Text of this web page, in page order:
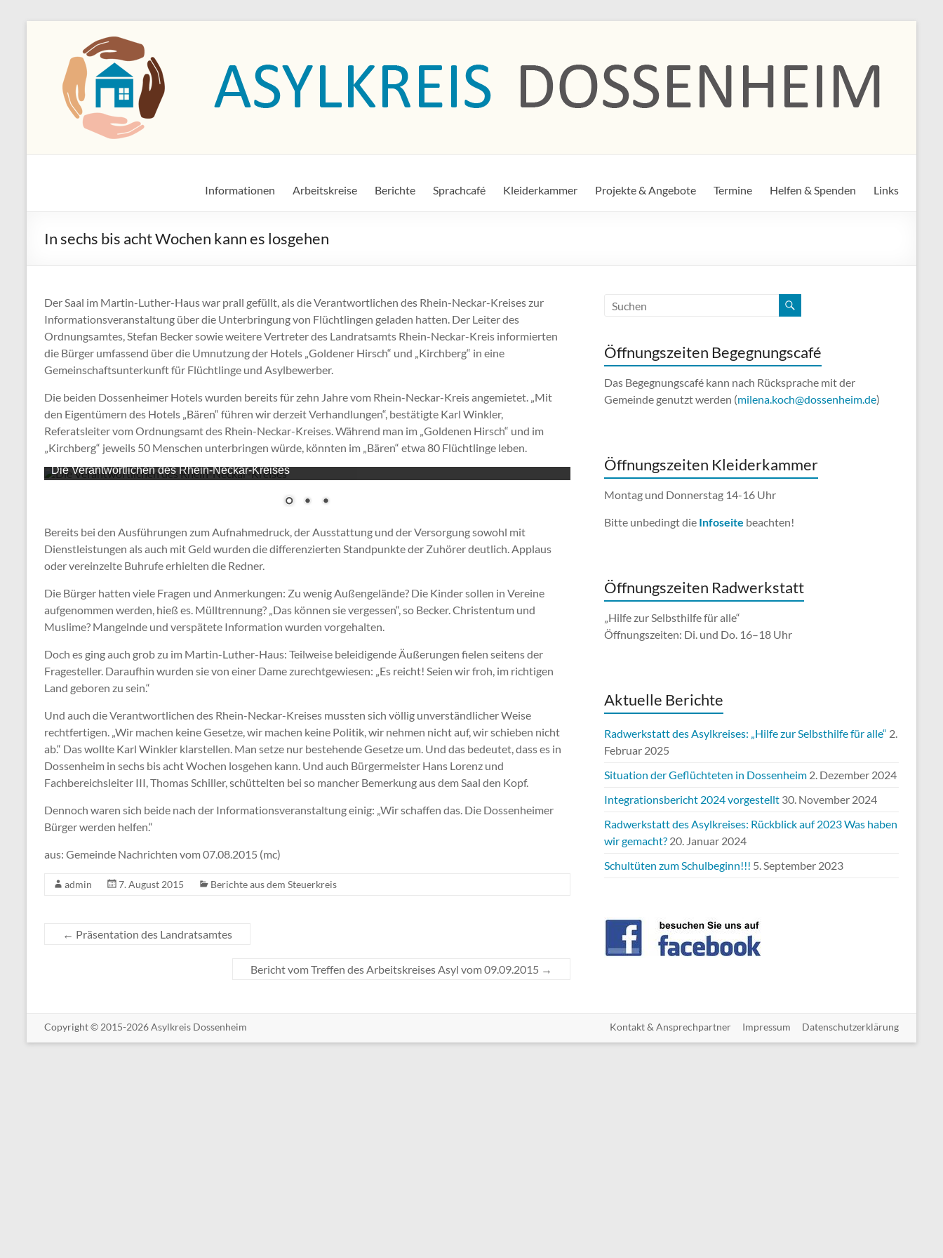
Asylkreis Dossenheim
Informationen Arbeitskreise Berichte Sprachcafé Kleiderkammer Projekte & Angebote Termine Helfen & Spenden Links
In sechs bis acht Wochen kann es losgehen
Der Saal im Martin-Luther-Haus war prall gefüllt, als die Verantwortlichen des Rhein-Neckar-Kreises zur
Informationsveranstaltung über die Unterbringung von Flüchtlingen geladen hatten. Der Leiter des
Ordnungsamtes, Stefan Becker sowie weitere Vertreter des Landratsamts Rhein-Neckar-Kreis informierten
die Bürger umfassend über die Umnutzung der Hotels „Goldener Hirsch“ und „Kirchberg“ in eine
Gemeinschaftsunterkunft für Flüchtlinge und Asylbewerber.
Die beiden Dossenheimer Hotels wurden bereits für zehn Jahre vom Rhein-Neckar-Kreis angemietet. „Mit
den Eigentümern des Hotels „Bären“ führen wir derzeit Verhandlungen“, bestätigte Karl Winkler,
Referatsleiter vom Ordnungsamt des Rhein-Neckar-Kreises. Während man im „Goldenen Hirsch“ und im
„Kirchberg“ jeweils 50 Menschen unterbringen würde, könnten im „Bären“ etwa 80 Flüchtlinge leben.
Die Verantwortlichen des Rhein-Neckar-Kreises
Bereits bei den Ausführungen zum Aufnahmedruck, der Ausstattung und der Versorgung sowohl mit
Dienstleistungen als auch mit Geld wurden die differenzierten Standpunkte der Zuhörer deutlich. Applaus
oder vereinzelte Buhrufe erhielten die Redner.
Die Bürger hatten viele Fragen und Anmerkungen: Zu wenig Außengelände? Die Kinder sollen in Vereine
aufgenommen werden, hieß es. Mülltrennung? „Das können sie vergessen“, so Becker. Christentum und
Muslime? Mangelnde und verspätete Information wurden vorgehalten.
Doch es ging auch grob zu im Martin-Luther-Haus: Teilweise beleidigende Äußerungen fielen seitens der
Fragesteller. Daraufhin wurden sie von einer Dame zurechtgewiesen: „Es reicht! Seien wir froh, im richtigen
Land geboren zu sein.“
Und auch die Verantwortlichen des Rhein-Neckar-Kreises mussten sich völlig unverständlicher Weise
rechtfertigen. „Wir machen keine Gesetze, wir machen keine Politik, wir nehmen nicht auf, wir schieben nicht
ab.“ Das wollte Karl Winkler klarstellen. Man setze nur bestehende Gesetze um. Und das bedeutet, dass es in
Dossenheim in sechs bis acht Wochen losgehen kann. Und auch Bürgermeister Hans Lorenz und
Fachbereichsleiter III, Thomas Schiller, schüttelten bei so mancher Bemerkung aus dem Saal den Kopf.
Dennoch waren sich beide nach der Informationsveranstaltung einig: „Wir schaffen das. Die Dossenheimer
Bürger werden helfen.“
aus: Gemeinde Nachrichten vom 07.08.2015 (mc)
admin 7. August 2015 Berichte aus dem Steuerkreis
← Präsentation des Landratsamtes
Bericht vom Treffen des Arbeitskreises Asyl vom 09.09.2015 →
Öffnungszeiten Begegnungscafé
Das Begegnungscafé kann nach Rücksprache mit der
Gemeinde genutzt werden (milena.koch@dossenheim.de)
Öffnungszeiten Kleiderkammer
Montag und Donnerstag 14-16 Uhr
Bitte unbedingt die Infoseite beachten!
Öffnungszeiten Radwerkstatt
„Hilfe zur Selbsthilfe für alle“
Öffnungszeiten: Di. und Do. 16–18 Uhr
Aktuelle Berichte
Radwerkstatt des Asylkreises: „Hilfe zur Selbsthilfe für alle“ 2.
Februar 2025
Situation der Geflüchteten in Dossenheim 2. Dezember 2024
Integrationsbericht 2024 vorgestellt 30. November 2024
Radwerkstatt des Asylkreises: Rückblick auf 2023 Was haben
wir gemacht? 20. Januar 2024
Schultüten zum Schulbeginn!!! 5. September 2023
Copyright © 2015-2026 Asylkreis Dossenheim Kontakt & Ansprechpartner Impressum Datenschutzerklärung